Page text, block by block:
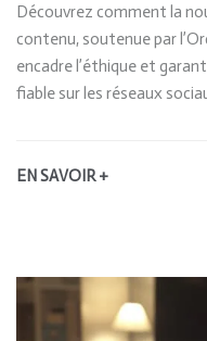
Découvrez comment la
contenu, soutenue par
encadre l’éthique et
fiable sur les réseaux
EN SAVOIR +